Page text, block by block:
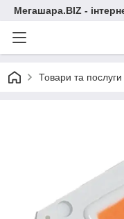
Мегашара.BIZ -
Товари та послуги